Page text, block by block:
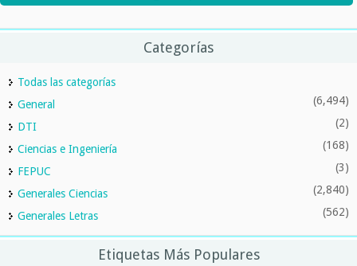
Categorías
Todas las categorías
General
(6,494)
DTI (2)
Ciencias e Ingeniería (168)
FEPUC (3)
Generales Ciencias (2,840)
Generales Letras (562)
Etiquetas Más Populares